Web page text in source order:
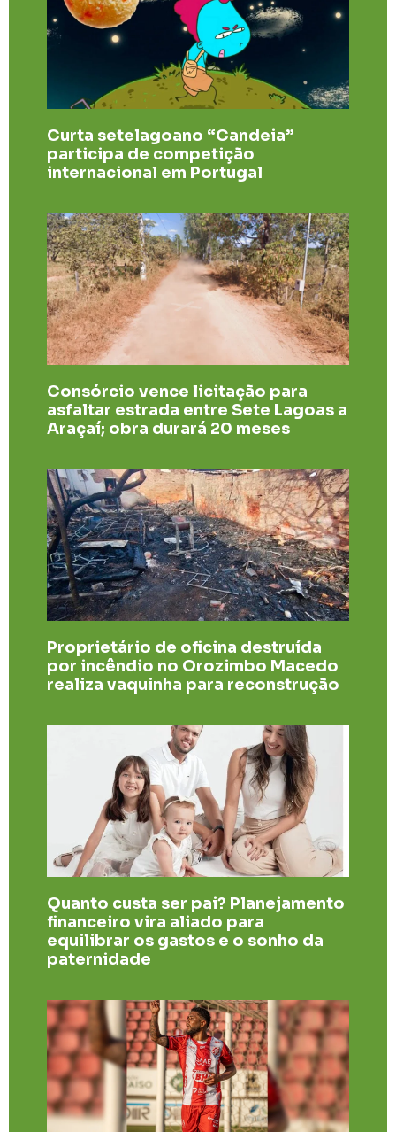
Curta setelagoano “Candeia”
participa de competição
internacional em Portugal
Consórcio vence licitação para
asfaltar estrada entre Sete Lagoas a
Araçaí; obra durará 20 meses
Proprietário de oficina destruída
por incêndio no Orozimbo Macedo
realiza vaquinha para reconstrução
Quanto custa ser pai? Planejamento
financeiro vira aliado para
equilibrar os gastos e o sonho da
paternidade